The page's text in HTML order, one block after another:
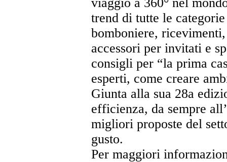
trend di tutte le
bomboniere,
accessori per invitati e
consigli per “la prima
esperti, come creare
Giunta alla sua 28a
efficienza, da sempre
migliori proposte del
gusto.
Per maggiori